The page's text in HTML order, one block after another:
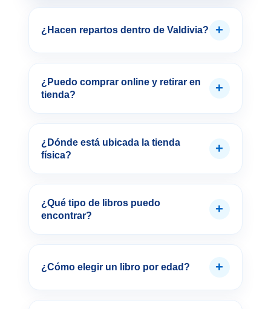
¿Hacen repartos dentro de Valdivia? +
¿Puedo comprar online y retirar en
tienda?
+
¿Dónde está ubicada la tienda
física?
+
¿Qué tipo de libros puedo
encontrar?
+
¿Cómo elegir un libro por edad? +